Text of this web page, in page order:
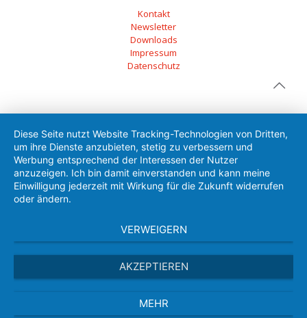
Kontakt
Newsletter
Downloads
Impressum
Datenschutz
Diese Seite nutzt Website Tracking-Technologien von Dritten,
um ihre Dienste anzubieten, stetig zu verbessern und
Werbung entsprechend der Interessen der Nutzer
anzuzeigen. Ich bin damit einverstanden und kann meine
Einwilligung jederzeit mit Wirkung für die Zukunft widerrufen
oder ändern.
VERWEIGERN
AKZEPTIEREN
MEHR